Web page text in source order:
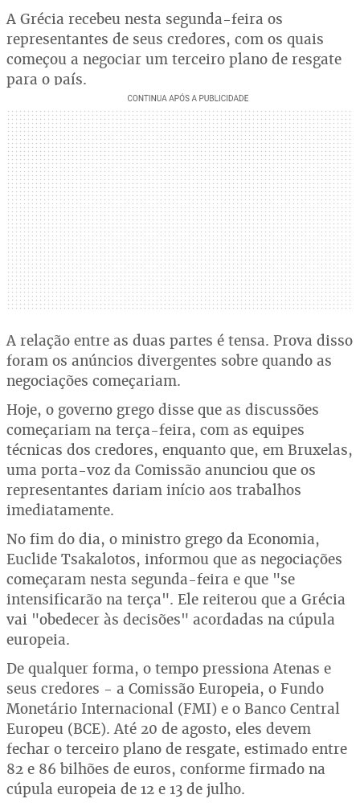
A Grécia recebeu nesta segunda-feira os
representantes de seus credores, com os quais
começou a negociar um terceiro plano de resgate
para o país.
A relação entre as duas partes é tensa. Prova disso
foram os anúncios divergentes sobre quando as
negociações começariam.
Hoje, o governo grego disse que as discussões
começariam na terça-feira, com as equipes
técnicas dos credores, enquanto que, em Bruxelas,
uma porta-voz da Comissão anunciou que os
representantes dariam início aos trabalhos
imediatamente.
No fim do dia, o ministro grego da Economia,
Euclide Tsakalotos, informou que as negociações
começaram nesta segunda-feira e que "se
intensificarão na terça". Ele reiterou que a Grécia
vai "obedecer às decisões" acordadas na cúpula
europeia.
De qualquer forma, o tempo pressiona Atenas e
seus credores - a Comissão Europeia, o Fundo
Monetário Internacional (FMI) e o Banco Central
Europeu (BCE). Até 20 de agosto, eles devem
fechar o terceiro plano de resgate, estimado entre
82 e 86 bilhões de euros, conforme firmado na
cúpula europeia de 12 e 13 de julho.